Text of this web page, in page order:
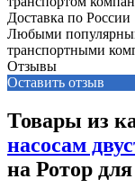
Доставка по России
Любыми
транспортными
Отзывы
Оставить отзыв
Товары из
насосам
на Ротор